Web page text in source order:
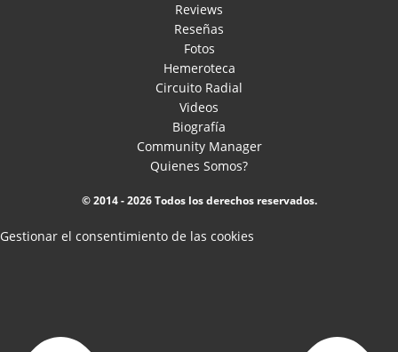
Reviews
Reseñas
Fotos
Hemeroteca
Circuito Radial
Videos
Biografía
Community Manager
Quienes Somos?
© 2014 - 2026 Todos los derechos reservados.
Gestionar el consentimiento de las cookies